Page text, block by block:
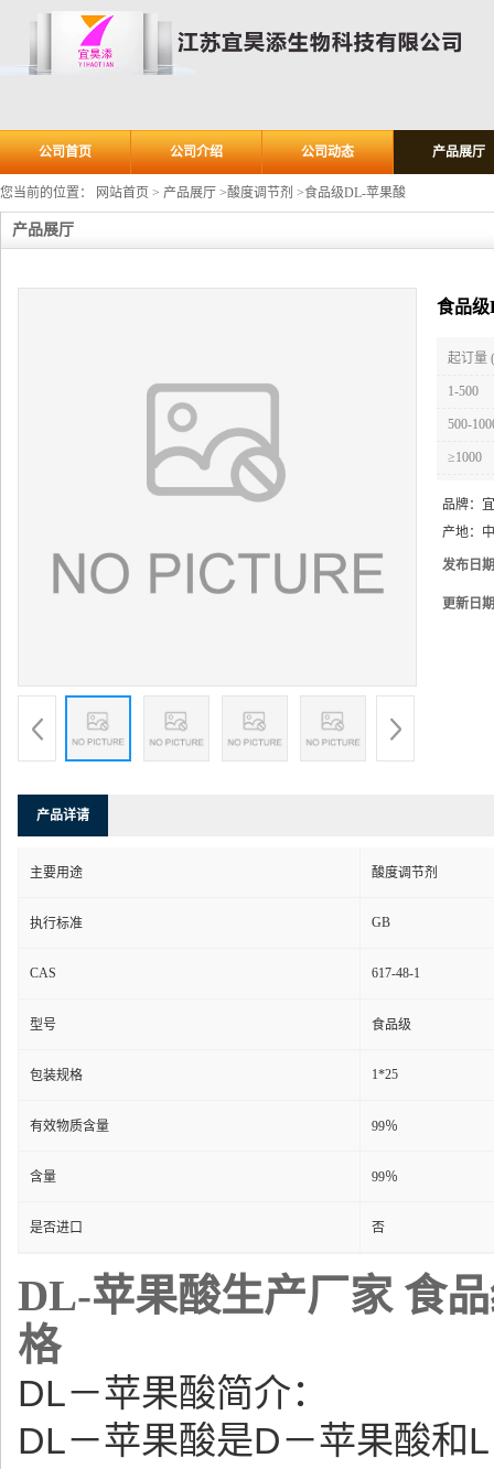
公司首页 公司介绍 公司动态 产品展厅
您当前的位置： 网站首页 > 产品展厅 >酸度调节剂 >食品级DL-苹果酸
产品展厅
食品
起订量
1-500
500-
≥1000
品牌：
产地：
发布日
更新日
产品详请
主要用途 酸度调节剂
执行标准 GB
CAS 617-48-1
型号 食品级
包装规格 1*25
有效物质含量 99％
含量 99％
是否进口 否
DL-苹果酸生产厂家 食
格
DL－苹果酸简介：
DL－苹果酸是D－苹果酸和